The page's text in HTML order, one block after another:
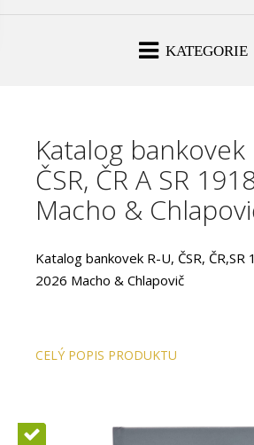
KATEGORIE
Katalog bankovek
ČSR, ČR A SR
Macho &
Katalog bankovek R-U, ČSR, ČR,SR
2026 Macho & Chlapovič
CELÝ POPIS PRODUKTU
Novinka